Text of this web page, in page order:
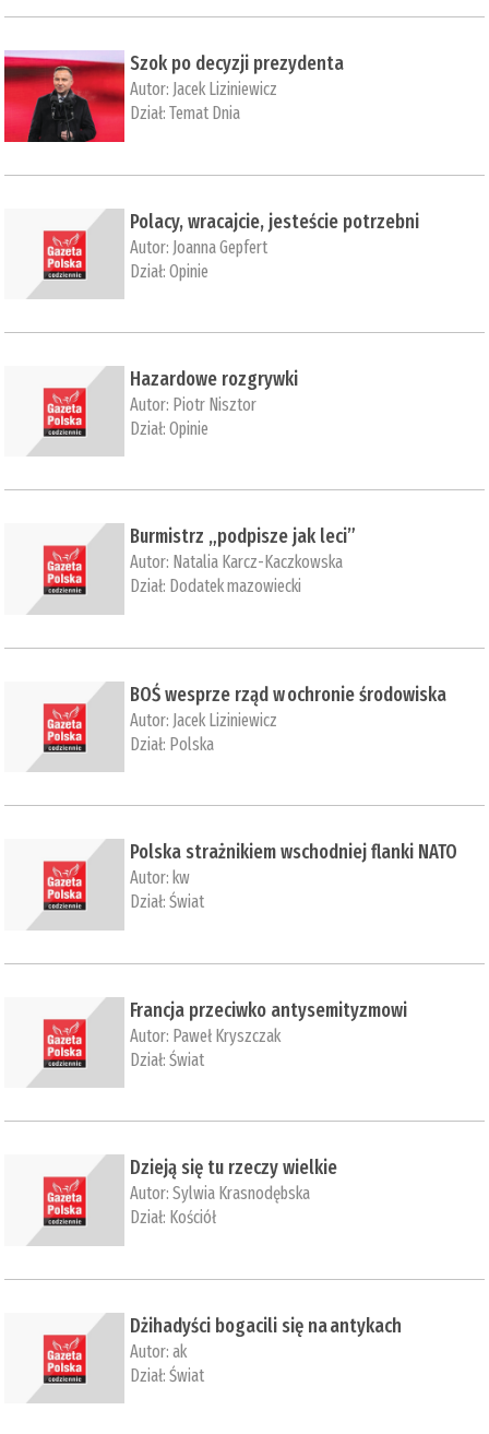
Szok po decyzji prezydenta
Autor: Jacek Liziniewicz
Dział:Temat Dnia
Polacy, wracajcie, jesteście potrzebni
Autor: Joanna Gepfert
Dział:Opinie
Hazardowe rozgrywki
Autor: Piotr Nisztor
Dział:Opinie
​Burmistrz „podpisze jak leci”
Autor: Natalia Karcz-Kaczkowska
Dział: Dodatek mazowiecki
BOŚ wesprze rząd w ochronie środowiska
Autor: Jacek Liziniewicz
Dział: Polska
Polska strażnikiem wschodniej flanki NATO
Autor: kw
Dział:Świat
​Francja przeciwko antysemityzmowi
Autor: Paweł Kryszczak
Dział:Świat
Dzieją się tu rzeczy wielkie
Autor:Sylwia Krasnodębska
Dział: Kościół
​Dżihadyści bogacili się na antykach
Autor:ak
Dział:Świat